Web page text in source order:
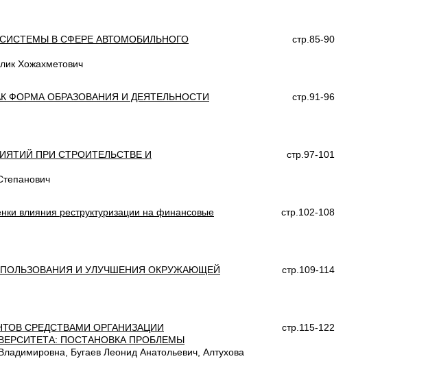
В СФЕРЕ АВТОМОБИЛЬНОГО
стр.85-90
Хожахметович
ФОРМА ОБРАЗОВАНИЯ И ДЕЯТЕЛЬНОСТИ
стр.91-96
ПРИ СТРОИТЕЛЬСТВЕ И
стр.97-101
влияния реструктуризации на финансовые
стр.102-108
И УЛУЧШЕНИЯ ОКРУЖАЮЩЕЙ
стр.109-114
СРЕДСТВАМИ ОРГАНИЗАЦИИ
ПОСТАНОВКА ПРОБЛЕМЫ
стр.115-122
Бугаев Леонид Анатольевич, Алтухова